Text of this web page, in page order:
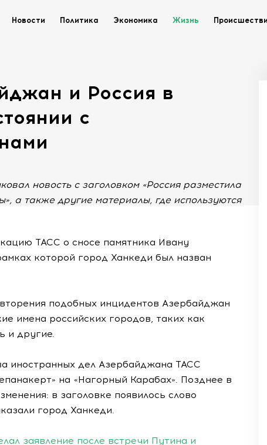
Новости Политика Экономика Жизнь
и Россия в
с
новость с заголовком «Россия разместила
а также другие материалы, где используются
ТАСС о сносе памятника Ивану
которой город Ханкеди был назван
подобных инцидентов Азербайджан
имена российских городов, таких как
и другие.
иностранных дел Азербайджана ТАСС
на «Нагорный Карабах». Позднее в
в заголовке появилось слово
город Ханкеди.
заявление после встречи Путина и